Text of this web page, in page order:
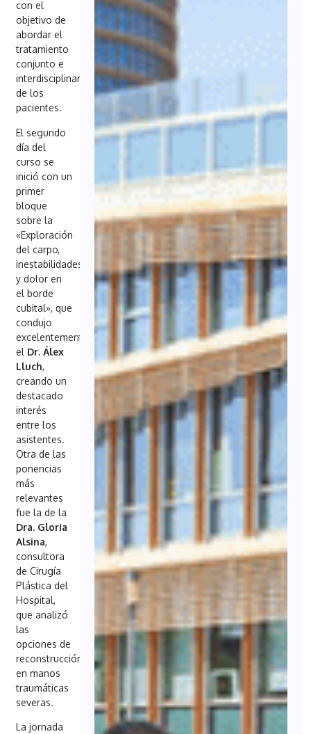
con el
objetivo de
abordar el
tratamiento
conjunto e
interdisciplinar
de los
pacientes.
El segundo
día del
curso se
inició con un
primer
bloque
sobre la
«Exploración
del carpo,
inestabilidades
y dolor en
el borde
cubital», que
condujo
excelentemente
el Dr. Álex
Lluch,
creando un
destacado
interés
entre los
asistentes.
Otra de las
ponencias
más
relevantes
fue la de la
Dra. Gloria
Alsina,
consultora
de Cirugía
Plástica del
Hospital,
que analizó
las
opciones de
reconstrucción
en manos
traumáticas
severas.
La jornada